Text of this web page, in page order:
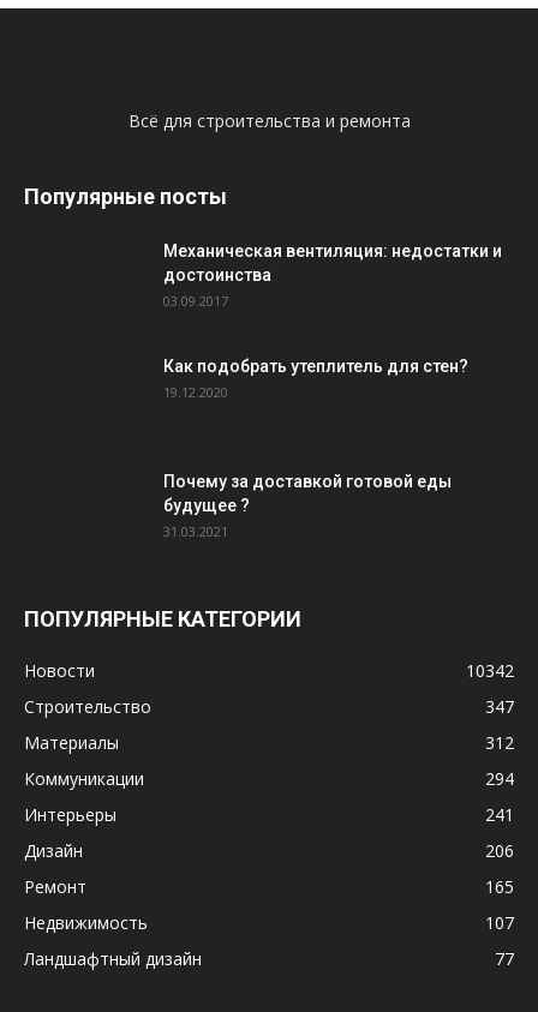
Всё для строительства и ремонта
Популярные посты
Механическая вентиляция: недостатки и
достоинства
03.09.2017
Как подобрать утеплитель для стен?
19.12.2020
Почему за доставкой готовой еды
будущее ?
31.03.2021
ПОПУЛЯРНЫЕ КАТЕГОРИИ
Новости
10342
Строительство
347
Материалы
312
Коммуникации
294
Интерьеры
241
Дизайн
206
Ремонт
165
Недвижимость
107
Ландшафтный дизайн
77